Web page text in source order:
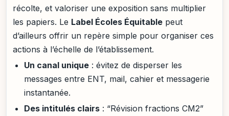
récolte, et valoriser une exposition sans multiplier
les papiers. Le Label Écoles Équitable peut
d’ailleurs offrir un repère simple pour organiser ces
actions à l’échelle de l’établissement.
Un canal unique : évitez de disperser les
messages entre ENT, mail, cahier et messagerie
instantanée.
Des intitulés clairs : “Révision fractions CM2”